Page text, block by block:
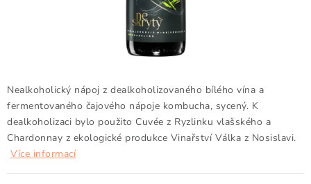
Nealkoholický nápoj z dealkoholizovaného bílého vína a
fermentovaného čajového nápoje kombucha, sycený. K
dealkoholizaci bylo použito Cuvée z Ryzlinku vlašského a
Chardonnay z ekologické produkce Vinařství Válka z Nosislavi.
Více informací